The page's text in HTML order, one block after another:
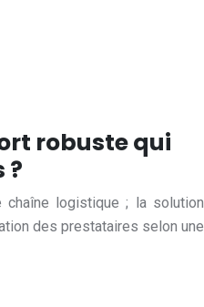
robuste qui
?
chaîne logistique ; la solution
des prestataires selon une